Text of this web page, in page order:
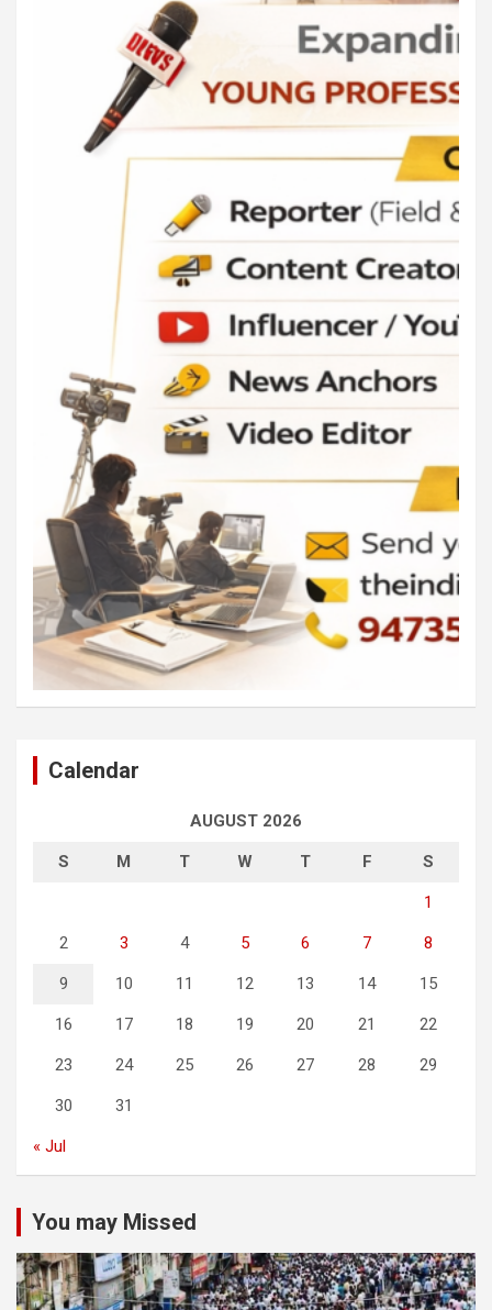
Calendar
AUGUST 2026
S M T W T F S
1
2 3 4 5 6 7 8
9 10 11 12 13 14 15
16 17 18 19 20 21 22
23 24 25 26 27 28 29
30 31
« Jul
You may Missed